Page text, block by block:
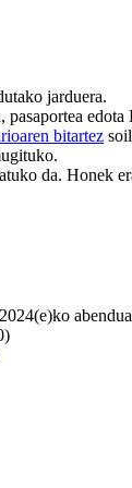
jarduera.
bitartez
da. Honek